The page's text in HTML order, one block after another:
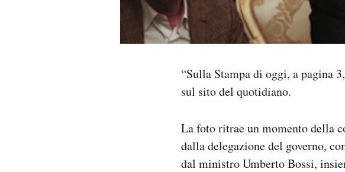
“Sulla Stampa di oggi, a pagina
sul sito del quotidiano.
La foto ritrae un momento della
dalla delegazione del governo,
dal ministro Umberto Bossi,